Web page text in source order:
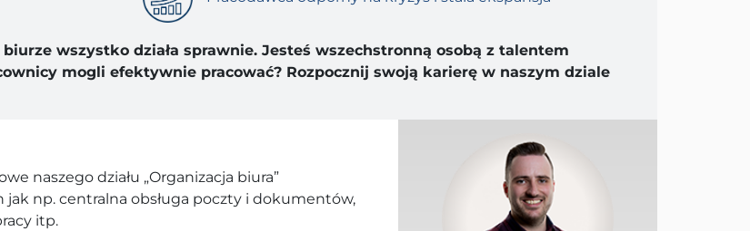
wszystko działa sprawnie. Jesteś wszechstronną osobą z talentem
mogli efektywnie pracować? Rozpocznij swoją karierę w naszym dziale
naszego działu „Organizacja biura”
np. centralna obsługa poczty i dokumentów,
itp.